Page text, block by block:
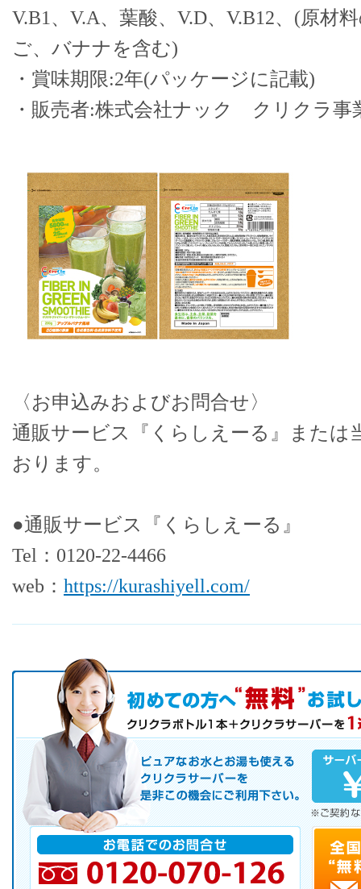
V.B1、V.A、葉酸、V.D、V.B12、(原材
ご、バナナを含む)
・賞味期限:2年(パッケージに記載)
・販売者:株式会社ナック クリクラ事
〈お申込みおよびお問合せ〉
通販サービス『くらしえーる』または
おります。
●通販サービス『くらしえーる』
Tel：0120-22-4466
web： https://kurashiyell.com/
初めての方へ キャンペーン実施中！
お気軽にお申し込み下さい。
ピュアなお水とお湯も使えるクリクラサーバーを是非この機会にご
サーバレンタル
ご自宅まで配送
※ご契約なさらなくても結構です。
お電話でのお問合せ